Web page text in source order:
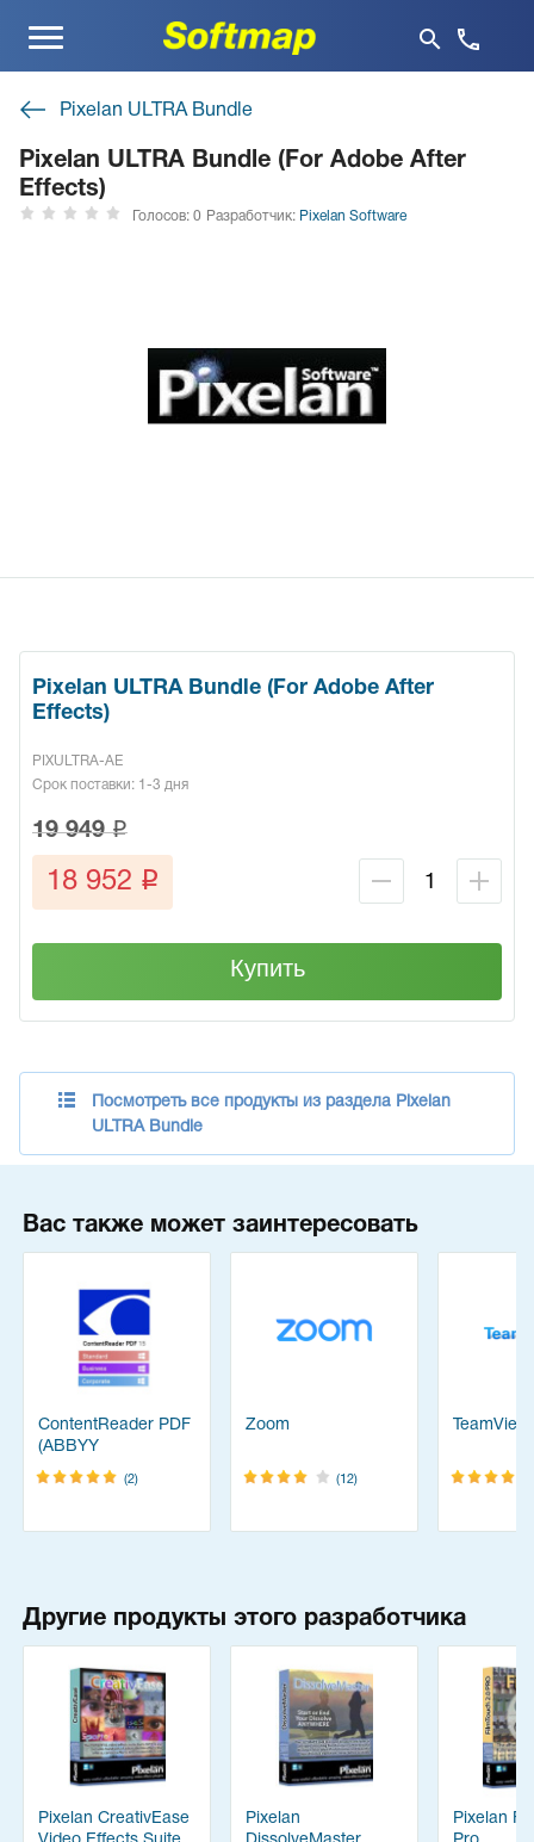
Меню
Pixelan ULTRA Bundle
Pixelan ULTRA Bundle (For Adobe After
Effects)
Голосов: 0 Разработчик: Pixelan Software
Pixelan ULTRA Bundle (For Adobe After
Effects)
PIXULTRA-AE
Срок поставки: 1-3 дня
19 949q
18 952 q
Купить
Посмотреть все продукты из раздела Pixelan
ULTRA Bundle
Вас также может заинтересовать
ContentReader PDF
(ABBYY
FineReader)
(2)
Zoom
(12)
Другие продукты этого разработчика
Pixelan CreativEase
Pixelan
Pixelan